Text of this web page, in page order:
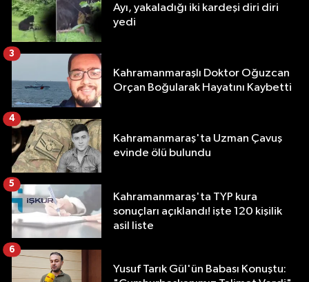
Ayı, yakaladığı iki kardeşi diri diri
yedi
Kahramanmaraşlı Doktor Oğuzcan
Orçan Boğularak Hayatını Kaybetti
3
Kahramanmaraş'ta Uzman Çavuş
evinde ölü bulundu
4
Kahramanmaraş'ta TYP kura
sonuçları açıklandı! işte 120 kişilik
asil liste
5
Yusuf Tarık Gül'ün Babası Konuştu:
6